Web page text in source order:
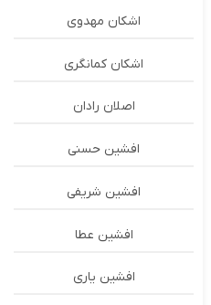
اشکان مهدوی
اشکان‌ کمانگری
اصلان رادان
افشین حسنی
افشین شریفی
افشین عطا
افشین یاری